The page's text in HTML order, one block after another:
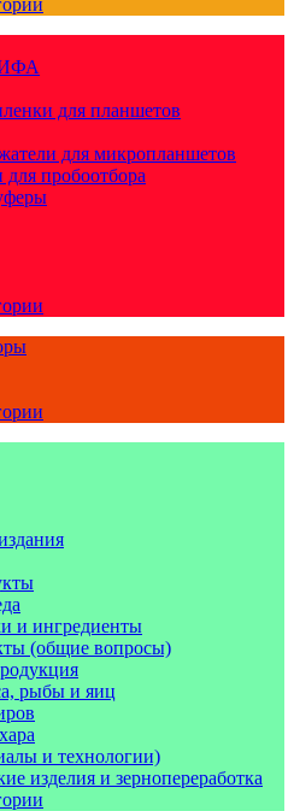
ИФА
для планшетов
для микропланшетов
пробоотбора
и ингредиенты
(общие вопросы)
рыбы и яиц
и технологии)
изделия и зернопереработка